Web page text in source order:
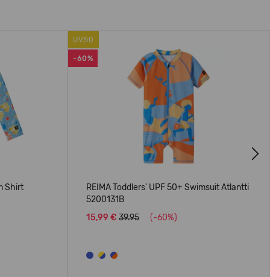
Shirt
-60%
UV50
REIMA Toddlers' UPF 50+ Swimsuit Atlantti
5200131B
15,99 € 39.95 (-60%)